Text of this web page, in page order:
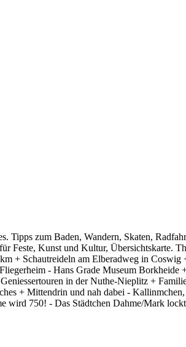
Tipps zum Baden, Wandern, Skaten,
Feste, Kunst und Kultur, Übersichtskarte.
+ Schautreideln am Elberadweg in
- Hans Grade Museum
in der Nuthe-Nieplitz +
+ Mittendrin und nah dabei -
wird 750! - Das Städtchen Dahme/Mark